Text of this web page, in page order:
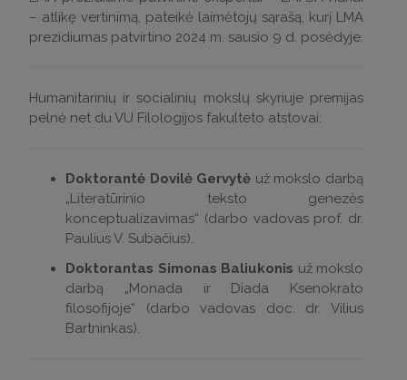
– atlikę vertinimą, pateikė laimėtojų sąrašą, kurį LMA
prezidiumas patvirtino 2024 m. sausio 9 d. posėdyje.
Humanitarinių ir socialinių mokslų skyriuje premijas
pelnė net du VU Filologijos fakulteto atstovai:
Doktorantė Dovilė Gervytė už mokslo darbą
„Literatūrinio teksto genezės
konceptualizavimas“ (darbo vadovas prof. dr.
Paulius V. Subačius).
Doktorantas Simonas Baliukonis už mokslo
darbą „Monada ir Diada Ksenokrato
filosofijoje“ (darbo vadovas doc. dr. Vilius
Bartninkas).